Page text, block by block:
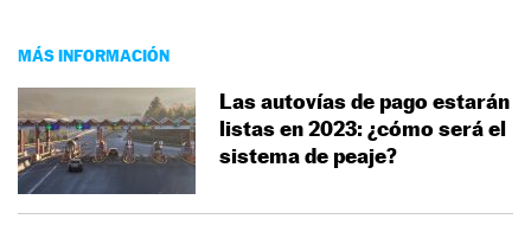
MÁS INFORMACIÓN
Las autovías de pago estarán
listas en 2023: ¿cómo será el
sistema de peaje?